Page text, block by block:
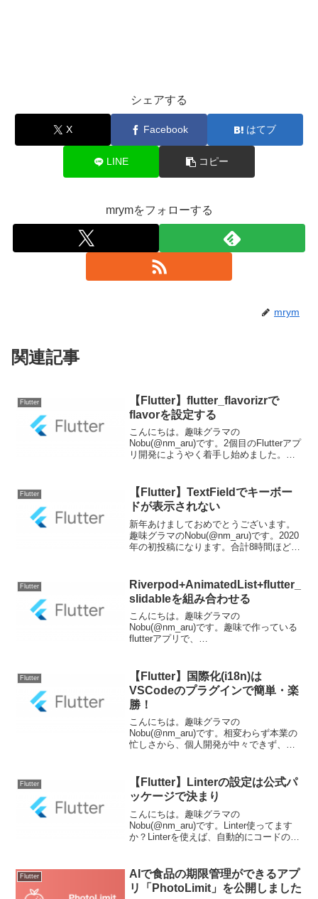
シェアする
X Facebook はてブ
LINE コピー
mrymをフォローする
mrym
関連記事
Flutter
【Flutter】flutter_flavorizrで
flavorを設定する
こんにちは。趣味グラマの
Nobu(@nm_aru)です。2個目のFlutterアプ
リ開発にようやく着手し始めました。し
を忘れてたりします…。特に初期設定や
環境...
Flutter
【Flutter】TextFieldでキーボー
ドが表示されない
新年あけましておめでとうございます。
趣味グラマのNobu(@nm_aru)です。2020
年の初投稿になります。合計8時間ほど悩
クしてもキーボードが表示...
Flutter
Riverpod+AnimatedList+flutter_
slidableを組み合わせる
こんにちは。趣味グラマの
Nobu(@nm_aru)です。趣味で作っている
flutterアプリで、
AnimatedListを使ったところ、いくつか
問...
Flutter
【Flutter】国際化(i18n)は
VSCodeのプラグインで簡単・楽
勝！
こんにちは。趣味グラマの
Nobu(@nm_aru)です。相変わらず本業の
忙しさから、個人開発が中々できず、ブ
遠ざかってしまうので、今日は久しぶり
に新規でFlutterア...
Flutter
【Flutter】Linterの設定は公式パ
ッケージで決まり
こんにちは。趣味グラマの
Nobu(@nm_aru)です。Linter使ってます
か？Linterを使えば、自動的にコードのチ
が出来ますが、プロジェクトの初期から
入れておか...
Flutter
AIで食品の期限管理ができるアプ
リ「PhotoLimit」を公開しました